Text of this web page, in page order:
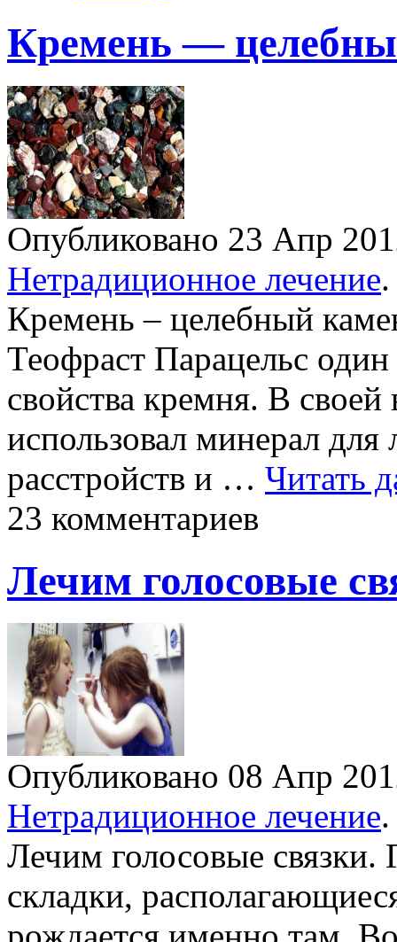
Кремень —
Опубликовано 23 Апр
Нетрадиционное лечение.
Кремень – целебный
Теофраст Парацельс
свойства кремня. В
использовал минерал
расстройств и … Читать
23 комментариев
Лечим голосовые
Опубликовано 08 Апр
Нетрадиционное лечение.
Лечим голосовые связки.
складки,